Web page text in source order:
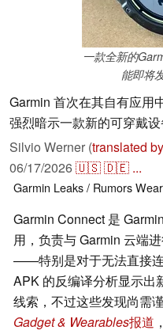
一款全新的
能即将
Garmin 首次在其自有应用
强烈暗示一款新的可穿戴设
Silvio Werner (translated by
06/17/2026🇺🇸🇩🇪 ...
Garmin Leaks / Rumors
Garmin Connect 是
用，负责与 Garmin 云端
——特别是对于无法直接
APK 的反编译分析显示出
线索，不过这些发现尚需
Gadget & Wearables报道